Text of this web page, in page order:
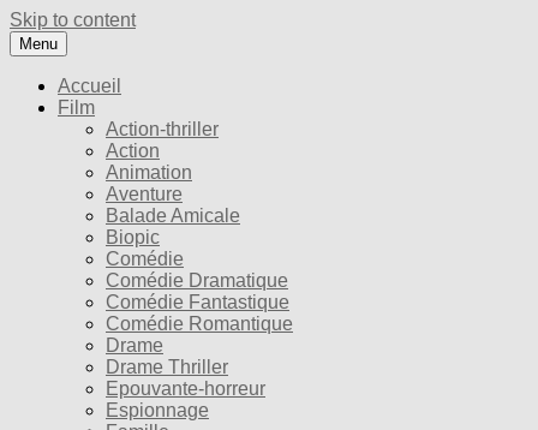
Skip to content
Menu
Accueil
Film
Action-thriller
Action
Animation
Aventure
Balade Amicale
Biopic
Comédie
Comédie Dramatique
Comédie Fantastique
Comédie Romantique
Drame
Drame Thriller
Epouvante-horreur
Espionnage